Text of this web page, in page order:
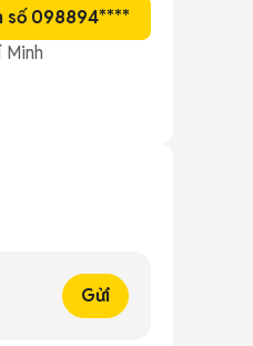
số 098894****
Minh
Gửi